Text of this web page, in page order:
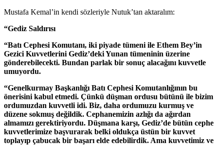
Mustafa Kemal’in kendi sözleriyle Nutuk’tan aktaralım:
“Gediz Saldırısı
“Batı Cephesi Komutanı, iki piyade tümeni ile Ethem Bey’in
Gezici Kuvvetlerini Gediz’deki Yunan tümeninin üzerine
gönderebilecekti. Bundan parlak bir sonuç alacağını kuvvetle
umuyordu.
“Genelkurmay Başkanlığı Batı Cephesi Komutanlığının bu
önerisini kabul etmedi. Çünkü düşman ordusu bütünü ile bizim
ordumuzdan kuvvetli idi. Biz, daha ordumuzu kurmuş ve
düzene sokmuş değildik. Cephanemizin azlığı da ağırdan
almamızı gerektiriyordu. Düşmana karşı, Gediz’de bütün cephe
kuvvetlerimize başvurarak belki oldukça üstün bir kuvvet
toplayıp çabucak bir başarı elde edebilirdik. Ama kuvvetimiz ve